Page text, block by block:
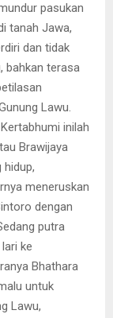
pasukan
tanah Jawa,
dan tidak
bahkan terasa
Lawu.
inilah
Brawijaya
hidup,
meneruskan
dengan
putra
ke
Bhathara
untuk
Lawu,